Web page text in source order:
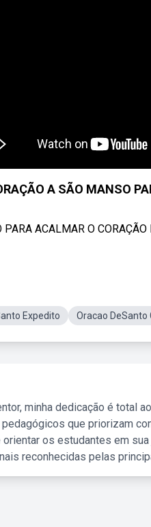
A SÃO MANSO
PARA ACALMAR O
Expedito Oracao DeSanto
minha dedicação é total
que priorizam
os estudantes em
reconhecidas pelas